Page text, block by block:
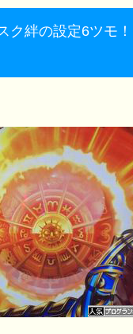
ク絆の設定6ツモ